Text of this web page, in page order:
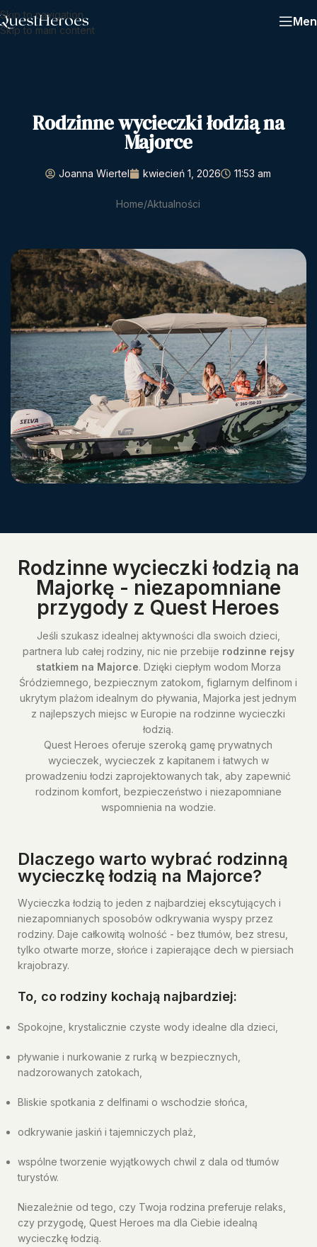
Skip to navigation
Skip to main content
Rodzinne wycieczki łodzią na
Majorce
Joanna Wiertel kwiecień 1, 2026 11:53 am
Home Aktualności
Rodzinne wycieczki łodzią na
Majorkę - niezapomniane
przygody z Quest Heroes
Jeśli szukasz idealnej aktywności dla swoich dzieci,
partnera lub całej rodziny, nic nie przebije rodzinne rejsy
statkiem na Majorce. Dzięki ciepłym wodom Morza
Śródziemnego, bezpiecznym zatokom, figlarnym delfinom i
ukrytym plażom idealnym do pływania, Majorka jest jednym
z najlepszych miejsc w Europie na rodzinne wycieczki
łodzią.
Quest Heroes oferuje szeroką gamę prywatnych
wycieczek, wycieczek z kapitanem i łatwych w
prowadzeniu łodzi zaprojektowanych tak, aby zapewnić
rodzinom komfort, bezpieczeństwo i niezapomniane
wspomnienia na wodzie.
Dlaczego warto wybrać rodzinną
wycieczkę łodzią na Majorce?
Wycieczka łodzią to jeden z najbardziej ekscytujących i
niezapomnianych sposobów odkrywania wyspy przez
rodziny. Daje całkowitą wolność - bez tłumów, bez stresu,
tylko otwarte morze, słońce i zapierające dech w piersiach
krajobrazy.
To, co rodziny kochają najbardziej:
Spokojne, krystalicznie czyste wody idealne dla dzieci,
pływanie i nurkowanie z rurką w bezpiecznych,
nadzorowanych zatokach,
Bliskie spotkania z delfinami o wschodzie słońca,
odkrywanie jaskiń i tajemniczych plaż,
wspólne tworzenie wyjątkowych chwil z dala od tłumów
turystów.
Niezależnie od tego, czy Twoja rodzina preferuje relaks,
czy przygodę, Quest Heroes ma dla Ciebie idealną
wycieczkę łodzią.